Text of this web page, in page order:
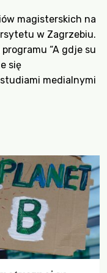
magisterskich na
w Zagrzebiu.
“A gdje su
się
medialnymi